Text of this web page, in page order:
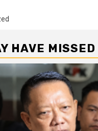
HAVE MISSED